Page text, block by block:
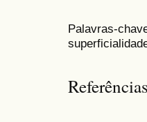
Palavras-
Referências